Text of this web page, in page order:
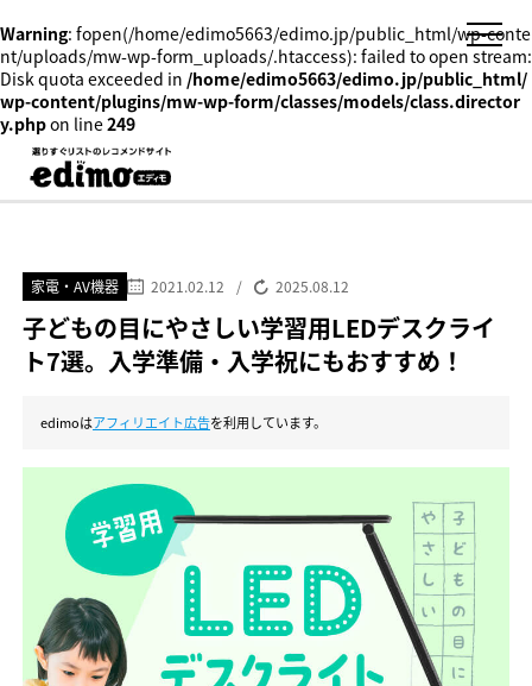
Warning: fopen(/home/edimo5663/edimo.jp/public_html/wp-conte
nt/uploads/mw-wp-form_uploads/.htaccess): failed to open stream:
Disk quota exceeded in /home/edimo5663/edimo.jp/public_html/
wp-content/plugins/mw-wp-form/classes/models/class.director
y.phpon line249
家電・AV機器 2021.02.12 / 2025.08.12
子どもの目にやさしい学習用LEDデスクライ
ト7選。入学準備・入学祝にもおすすめ！
edimoはアフィリエイト広告を利用しています。